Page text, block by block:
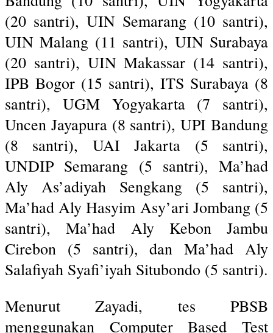
(20 santri), UIN Semarang (10 santri),
UIN Malang (11 santri), UIN Surabaya
(20 santri), UIN Makassar (14 santri),
IPB Bogor (15 santri), ITS Surabaya (8
santri), UGM Yogyakarta (7 santri),
Uncen Jayapura (8 santri), UPI Bandung
(8 santri), UAI Jakarta (5 santri),
UNDIP Semarang (5 santri), Ma’had
Aly As’adiyah Sengkang (5 santri),
Ma’had Aly Hasyim Asy’ari Jombang (5
santri), Ma’had Aly Kebon Jambu
Cirebon (5 santri), dan Ma’had Aly
Salafiyah Syafi’iyah Situbondo (5 santri).
Menurut Zayadi, tes PBSB
menggunakan Computer Based Test